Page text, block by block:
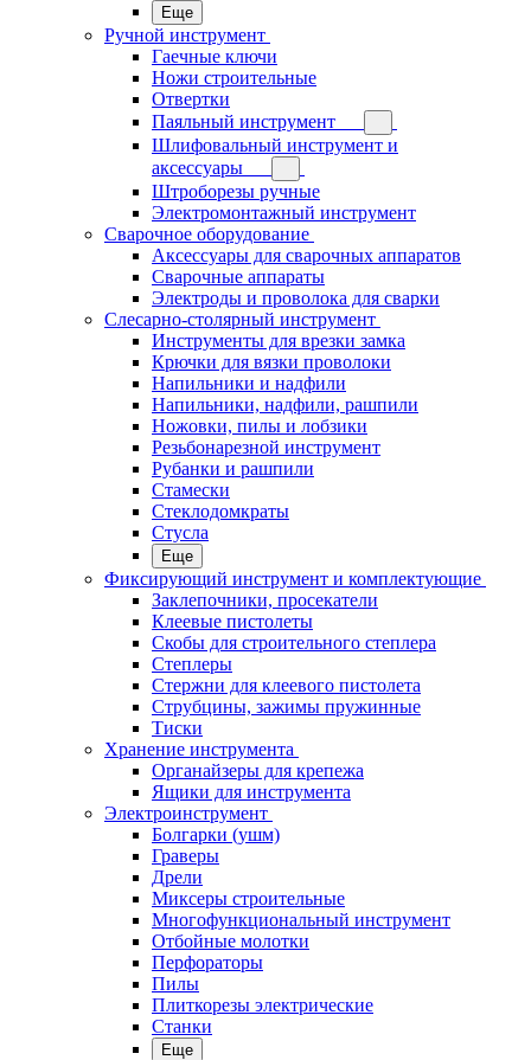
Еще
Ручной инструмент
Гаечные ключи
Ножи строительные
Отвертки
Паяльный инструмент
Шлифовальный инструмент и
аксессуары
Штроборезы ручные
Электромонтажный инструмент
Сварочное оборудование
Аксессуары для сварочных аппаратов
Сварочные аппараты
Электроды и проволока для сварки
Слесарно-столярный инструмент
Инструменты для врезки замка
Крючки для вязки проволоки
Напильники и надфили
Напильники, надфили, рашпили
Ножовки, пилы и лобзики
Резьбонарезной инструмент
Рубанки и рашпили
Стамески
Стеклодомкраты
Стусла
Еще
Фиксирующий инструмент и комплектующие
Заклепочники, просекатели
Клеевые пистолеты
Скобы для строительного степлера
Степлеры
Стержни для клеевого пистолета
Струбцины, зажимы пружинные
Тиски
Хранение инструмента
Органайзеры для крепежа
Ящики для инструмента
Электроинструмент
Болгарки (ушм)
Граверы
Дрели
Миксеры строительные
Многофункциональный инструмент
Отбойные молотки
Перфораторы
Пилы
Плиткорезы электрические
Станки
Еще